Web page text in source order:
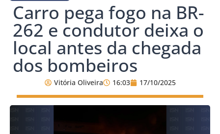
Carro pega fogo na BR-
262 e condutor deixa o
local antes da chegada
dos bombeiros
Vitória Oliveira 16:03 17/10/2025